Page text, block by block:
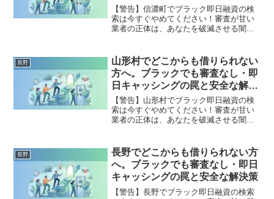
策
【警告】信濃町でブラック即日融資の検
索は今すぐやめてください！審査が甘い
業者の正体は、あなたを破滅させる闇金
町で違法業者を避け、借金地獄から抜け
出した方々の実体験と確実な解決策を完
全公開。
長野
山形村でどこからも借りられない
方へ。ブラックでも審査なし・即
日キャッシングの罠と安全な解決
策
【警告】山形村でブラック即日融資の検
索は今すぐやめてください！審査が甘い
業者の正体は、あなたを破滅させる闇金
村で違法業者を避け、借金地獄から抜け
出した方々の実体験と確実な解決策を完
全公開。
長野
長野でどこからも借りられない方
へ。ブラックでも審査なし・即日
キャッシングの罠と安全な解決策
【警告】長野でブラック即日融資の検索